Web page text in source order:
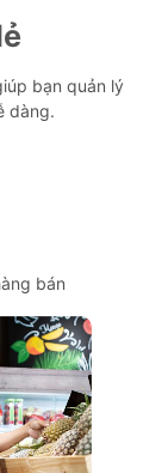
bạn quản lý
dàng.
bán